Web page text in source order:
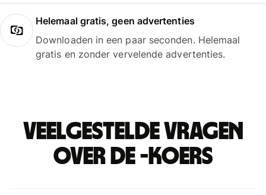
Helemaal gratis, geen advertenties
Downloaden in een paar seconden. Helemaal
gratis en zonder vervelende advertenties.
Veelgestelde vragen
over de -koers